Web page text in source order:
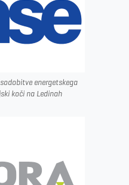
energetskega
koči na Ledinah